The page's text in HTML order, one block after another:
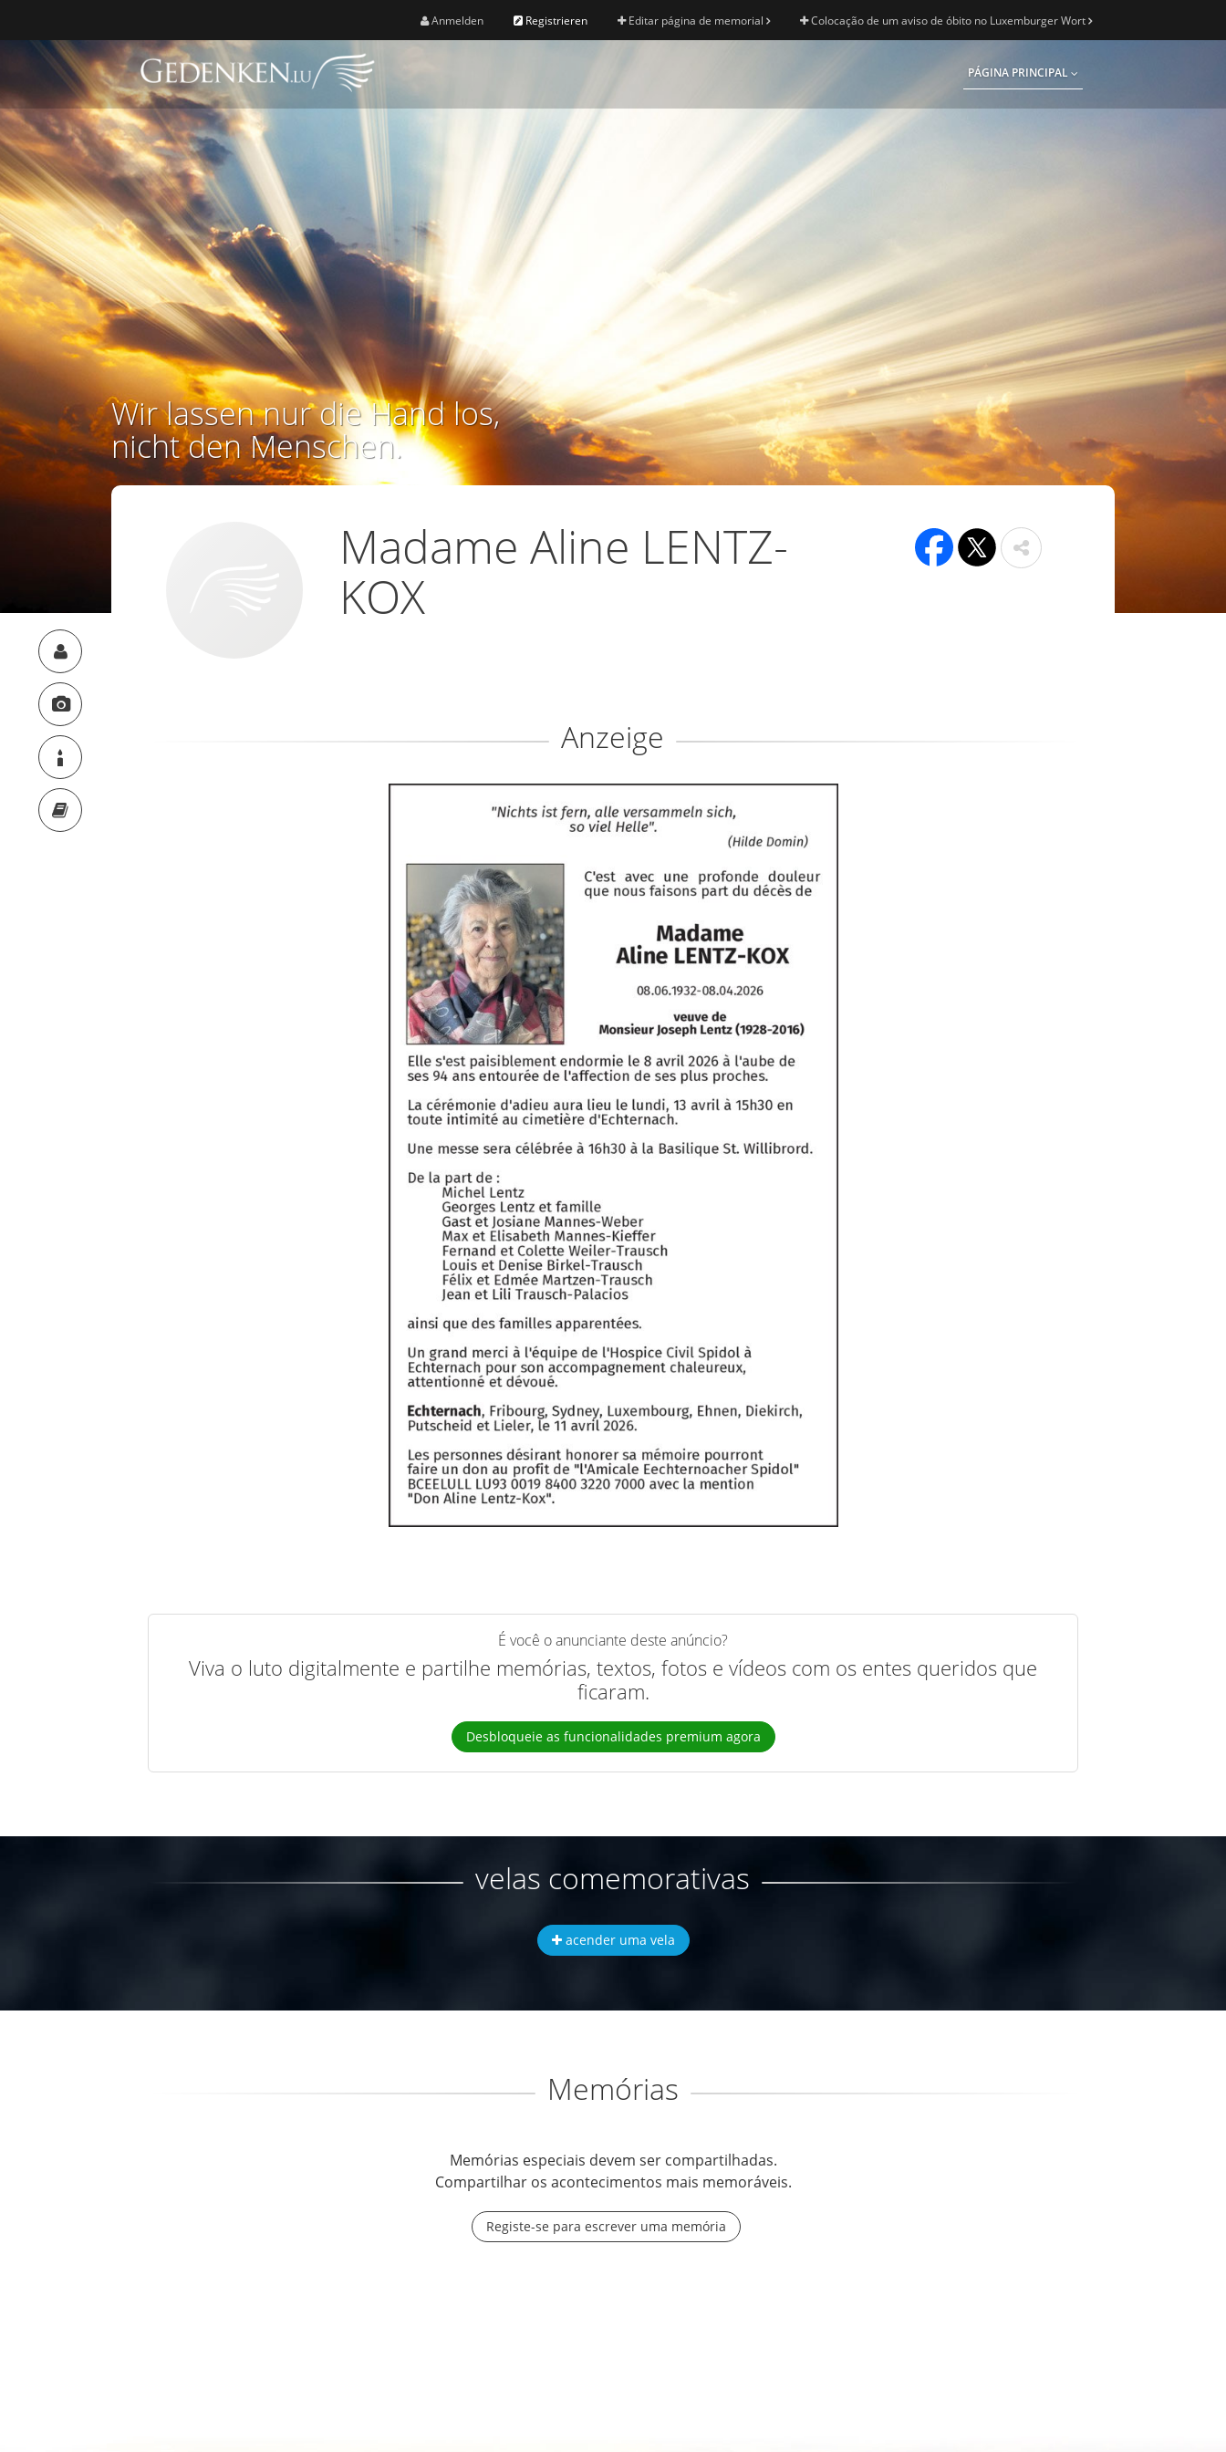
Anmelden Registrieren Editar página de memorial Colocação de um aviso de óbito no Luxemburger Wort
PÁGINA PRINCIPAL
Wir lassen nur die Hand los,
nicht den Menschen.
Madame Aline LENTZ-
KOX
Anzeige
É você o anunciante deste anúncio?
Viva o luto digitalmente e partilhe memórias, textos, fotos e vídeos com os entes queridos que
ficaram.
Desbloqueie as funcionalidades premium agora
velas comemorativas
acender uma vela
Memórias
Memórias especiais devem ser compartilhadas.
Compartilhar os acontecimentos mais memoráveis.
Registe-se para escrever uma memória